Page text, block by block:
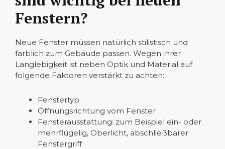
Fenstern?
Neue Fenster müssen natürlich stilistisch und
farblich zum Gebäude passen. Wegen ihrer
Langlebigkeit ist neben Optik und Material auf
folgende Faktoren verstärkt zu achten:
Fenstertyp
Öffnungsrichtung vom Fenster
Fensterausstattung: zum Beispiel ein- oder
mehrflügelig, Oberlicht, abschließbarer
Fenstergriff